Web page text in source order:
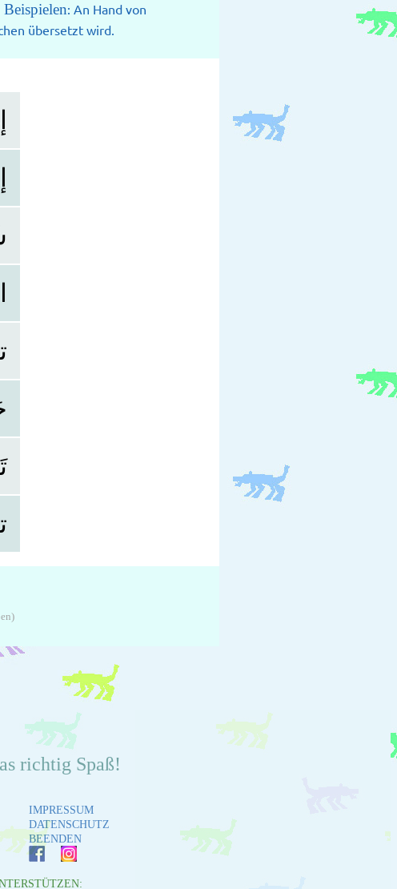
: An Hand von
übersetzt wird.
richtig Spaß!
IMPRESSUM
DATENSCHUTZ
BEENDEN